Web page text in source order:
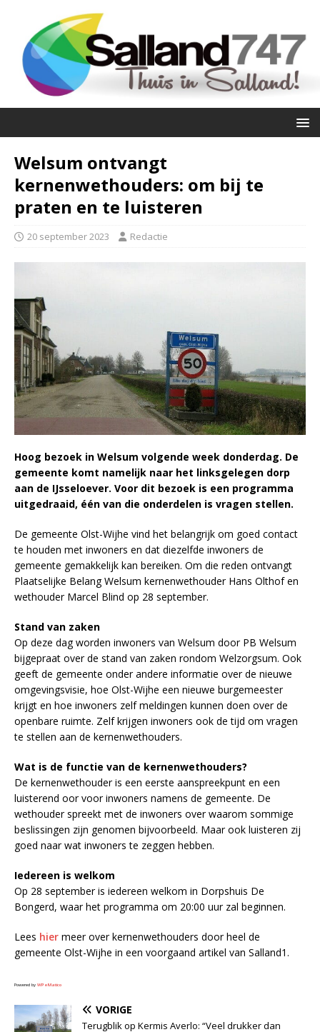
Welsum ontvangt
kernenwethouders: om bij te
praten en te luisteren
20 september 2023 Redactie
Hoog bezoek in Welsum volgende week donderdag. De
gemeente komt namelijk naar het linksgelegen dorp
aan de IJsseloever. Voor dit bezoek is een programma
uitgedraaid, één van die onderdelen is vragen stellen.
De gemeente Olst-Wijhe vind het belangrijk om goed contact
te houden met inwoners en dat diezelfde inwoners de
gemeente gemakkelijk kan bereiken. Om die reden ontvangt
Plaatselijke Belang Welsum kernenwethouder Hans Olthof en
wethouder Marcel Blind op 28 september.
Stand van zaken
Op deze dag worden inwoners van Welsum door PB Welsum
bijgepraat over de stand van zaken rondom Welzorgsum. Ook
geeft de gemeente onder andere informatie over de nieuwe
omgevingsvisie, hoe Olst-Wijhe een nieuwe burgemeester
krijgt en hoe inwoners zelf meldingen kunnen doen over de
openbare ruimte. Zelf krijgen inwoners ook de tijd om vragen
te stellen aan de kernenwethouders.
Wat is de functie van de kernenwethouders?
De kernenwethouder is een eerste aanspreekpunt en een
luisterend oor voor inwoners namens de gemeente. De
wethouder spreekt met de inwoners over waarom sommige
beslissingen zijn genomen bijvoorbeeld. Maar ook luisteren zij
goed naar wat inwoners te zeggen hebben.
Iedereen is welkom
Op 28 september is iedereen welkom in Dorpshuis De
Bongerd, waar het programma om 20:00 uur zal beginnen.
Lees hier meer over kernenwethouders door heel de
gemeente Olst-Wijhe in een voorgaand artikel van Salland1.
Powered by WPeMatico
VORIGE
Terugblik op Kermis Averlo: “Veel drukker dan